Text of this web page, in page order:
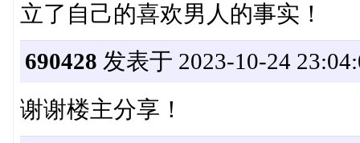
立了自己的喜欢男人的事实！
690428 发表于 2023-10-24
谢谢楼主分享！